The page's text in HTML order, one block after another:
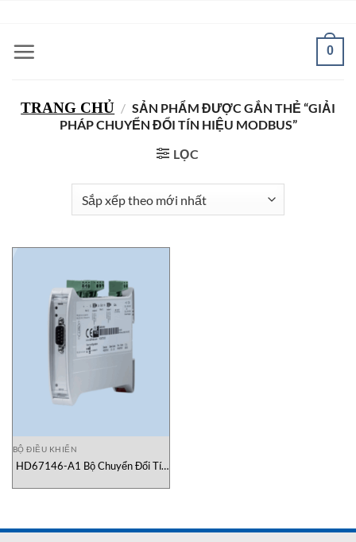
nội
0
TRANG CHỦ / SẢN PHẨM ĐƯỢC GẮN THẺ “GIẢI
PHÁP CHUYỂN ĐỔI TÍN HIỆU MODBUS”
LỌC
BỘ ĐIỀU KHIỂN
HD67146-A1 Bộ Chuyển Đổi Tín